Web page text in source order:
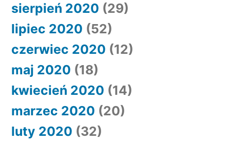
sierpień 2020 (29)
lipiec 2020 (52)
czerwiec 2020 (12)
maj 2020 (18)
kwiecień 2020 (14)
marzec 2020 (20)
luty 2020 (32)